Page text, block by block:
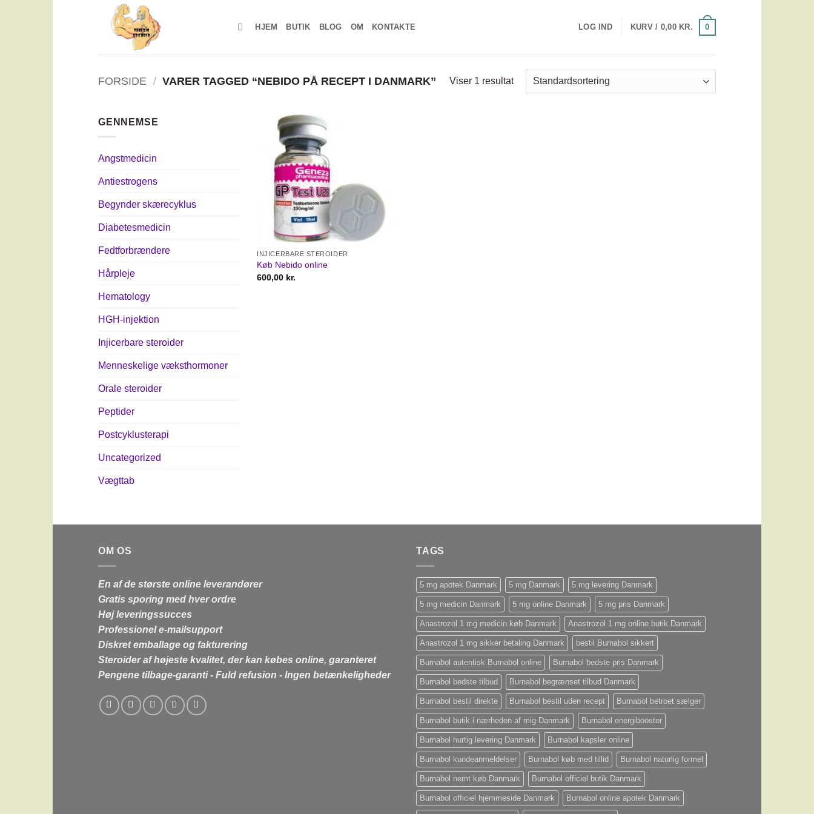
HJEM BUTIK BLOG OM KONTAKTE LOG IND KURV / 0,00 KR. 0
FORSIDE / VARER TAGGED “NEBIDO PÅ RECEPT I DANMARK” Viser 1 resultat
GENNEMSE
Angstmedicin
Antiestrogens
Begynder skærecyklus
Diabetesmedicin
Fedtforbrændere
Hårpleje
Hematology
HGH-injektion
Injicerbare steroider
Menneskelige væksthormoner
Orale steroider
Peptider
Postcyklusterapi
Uncategorized
Vægttab
INJICERBARE STEROIDER
Køb Nebido online
600,00 kr.
OM OS
En af de største online leverandører
Gratis sporing med hver ordre
Høj leveringssucces
Professionel e-mailsupport
Diskret emballage og fakturering
Steroider af højeste kvalitet, der kan købes online, garanteret
Pengene tilbage-garanti - Fuld refusion - Ingen betænkeligheder
TAGS
5 mg apotek Danmark 5 mg Danmark 5 mg levering Danmark
5 mg medicin Danmark 5 mg online Danmark 5 mg pris Danmark
Anastrozol 1 mg medicin køb Danmark Anastrozol 1 mg online butik Danmark
Anastrozol 1 mg sikker betaling Danmark bestil Burnabol sikkert
Burnabol autentisk Burnabol online Burnabol bedste pris Danmark
Burnabol bedste tilbud Burnabol begrænset tilbud Danmark
Burnabol bestil direkte Burnabol bestil uden recept Burnabol betroet sælger
Burnabol butik i nærheden af ​​mig Danmark Burnabol energibooster
Burnabol hurtig levering Danmark Burnabol kapsler online
Burnabol kundeanmeldelser Burnabol køb med tillid Burnabol naturlig formel
Burnabol nemt køb Danmark Burnabol officiel butik Danmark
Burnabol officiel hjemmeside Danmark Burnabol online apotek Danmark